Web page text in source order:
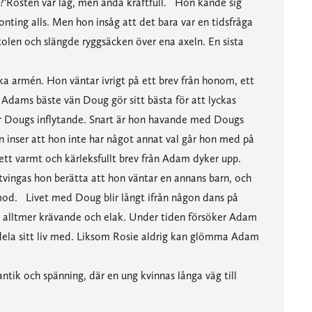
alls. Men hon insåg att det bara var en tidsfråga
och slängde ryggsäcken över ena axeln. En sista
armén. Hon väntar ivrigt på ett brev från honom, ett
bäste vän Doug gör sitt bästa för att lyckas
inflytande. Snart är hon havande med Dougs
inser att hon inte har något annat val går hon med på
varmt och kärleksfullt brev från Adam dyker upp.
hon berätta att hon väntar en annans barn, och
Livet med Doug blir långt ifrån någon dans på
krävande och elak. Under tiden försöker Adam
sitt liv med. Liksom Rosie aldrig kan glömma Adam
och spänning, där en ung kvinnas långa väg till